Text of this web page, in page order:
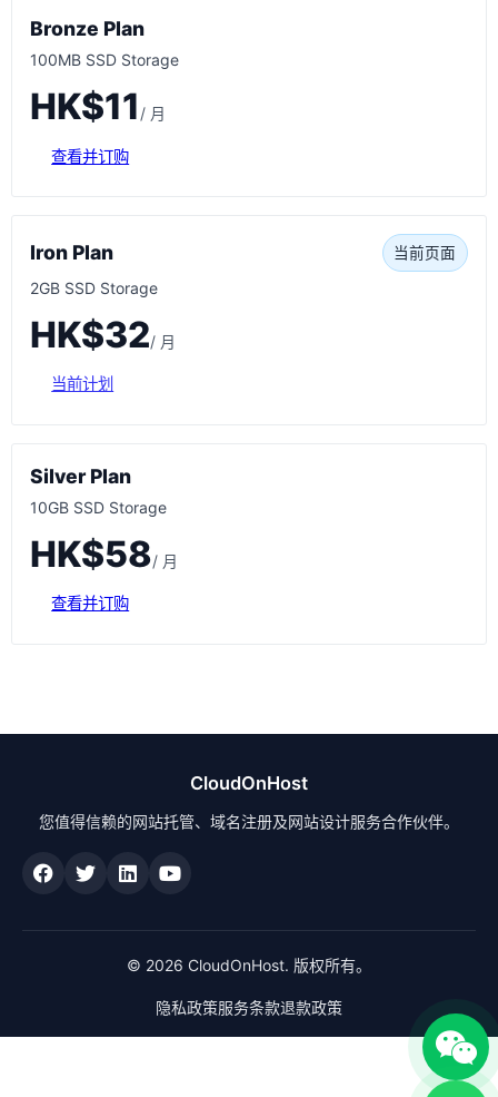
Bronze Plan
100MB SSD Storage
HK$11 / 月
查看并订购
Iron Plan 当前页面
2GB SSD Storage
HK$32/ 月
当前计划
Silver Plan
10GB SSD Storage
HK$58/ 月
查看并订购
CloudOnHost
您值得信赖的网站托管、域名注册及网站设计服务合作伙伴。
© 2026 CloudOnHost. 版权所有。
隐私政策服务条款退款政策